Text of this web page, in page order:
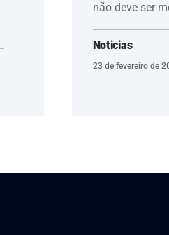
não deve ser
Noticias
23 de fevereiro de